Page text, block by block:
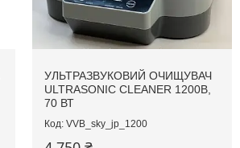
УЛЬТРАЗВУКОВИЙ ОЧИЩУВАЧ
ULTRASONIC CLEANER 1200B,
70 ВТ
VVB_sky_jp_1200